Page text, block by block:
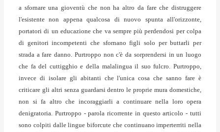
a sfornare una gioventù che non ha altro da fare che distruggere
l'esistente non appena qualcosa di nuovo spunta all'orizzonte,
portatori di un educazione che va sempre più perdendosi per colpa
di genitori incompetenti che sfornano figli solo per buttarli per
strada a fare danno. Purtroppo non c'è da sorprendersi in un luogo
che fa del cuttigghio e della malalingua il suo fulcro. Purtroppo,
invece di isolare gli abitanti che l'unica cosa che sanno fare è
criticare gli altri senza guardarsi dentro le proprie mura domestiche,
non si fa altro che incoraggiarli a continuare nella loro opera
denigratoria. Purtroppo - parola ricorrente in questo articolo - tutti
sono colpiti dalle lingue biforcute che continuano imperterriti nella